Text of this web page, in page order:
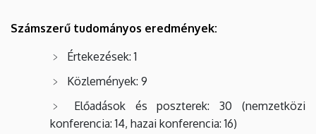
Számszerű tudományos eredmények:
Értekezések: 1
Közlemények: 9
Előadások és poszterek: 30 (nemzetközi
konferencia: 14, hazai konferencia: 16)